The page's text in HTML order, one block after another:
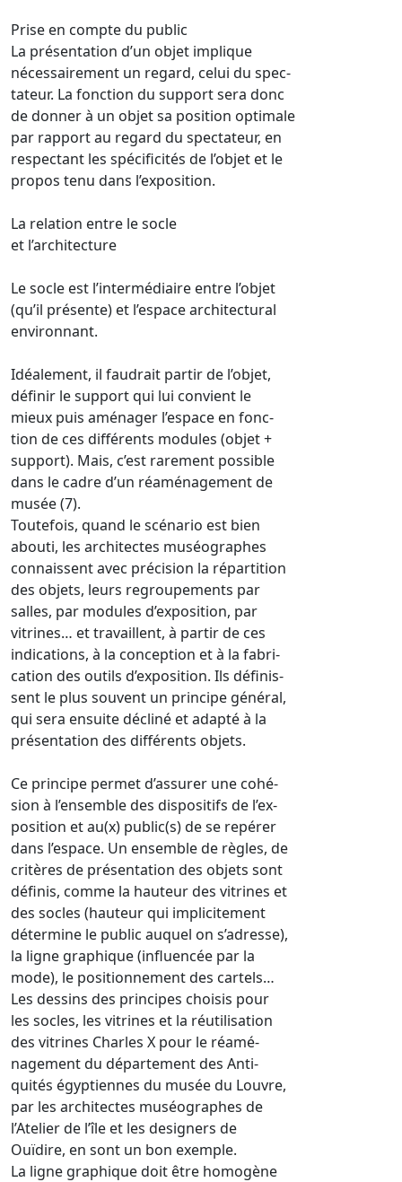
Prise en compte du public
La présentation d’un objet implique
nécessairement un regard, celui du spec-
tateur. La fonction du support sera donc
de donner à un objet sa position optimale
par rapport au regard du spectateur, en
respectant les spécificités de l’objet et le
propos tenu dans l’exposition.
La relation entre le socle
et l’architecture
Le socle est l’intermédiaire entre l’objet
(qu’il présente) et l’espace architectural
environnant.
Idéalement, il faudrait partir de l’objet,
définir le support qui lui convient le
mieux puis aménager l’espace en fonc-
tion de ces différents modules (objet +
support). Mais, c’est rarement possible
dans le cadre d’un réaménagement de
musée (7).
Toutefois, quand le scénario est bien
abouti, les architectes muséographes
connaissent avec précision la répartition
des objets, leurs regroupements par
salles, par modules d’exposition, par
vitrines… et travaillent, à partir de ces
indications, à la conception et à la fabri-
cation des outils d’exposition. Ils définis-
sent le plus souvent un principe général,
qui sera ensuite décliné et adapté à la
présentation des différents objets.
Ce principe permet d’assurer une cohé-
sion à l’ensemble des dispositifs de l’ex-
position et au(x) public(s) de se repérer
dans l’espace. Un ensemble de règles, de
critères de présentation des objets sont
définis, comme la hauteur des vitrines et
des socles (hauteur qui implicitement
détermine le public auquel on s’adresse),
la ligne graphique (influencée par la
mode), le positionnement des cartels…
Les dessins des principes choisis pour
les socles, les vitrines et la réutilisation
des vitrines Charles X pour le réamé-
nagement du département des Anti-
quités égyptiennes du musée du Louvre,
par les architectes muséographes de
l’Atelier de l’île et les designers de
Ouïdire, en sont un bon exemple.
La ligne graphique doit être homogène